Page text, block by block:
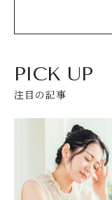
PICK UP
注目の記事